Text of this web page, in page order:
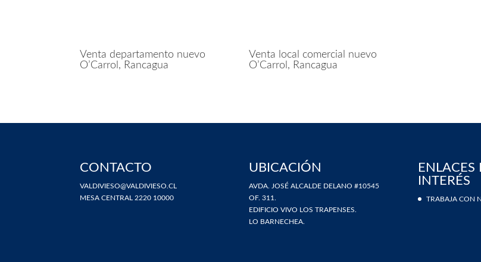
Venta departamento nuevo
O’Carrol, Rancagua
Venta local comercial nuevo
O’Carrol, Rancagua
CONTACTO
VALDIVIESO@VALDIVIESO.CL
MESA CENTRAL 2220 10000
UBICACIÓN
AVDA. JOSÉ ALCALDE DELANO #10545
OF. 311.
EDIFICIO VIVO LOS TRAPENSES.
LO BARNECHEA.
ENLACES
INTERÉS
TRABAJA CON